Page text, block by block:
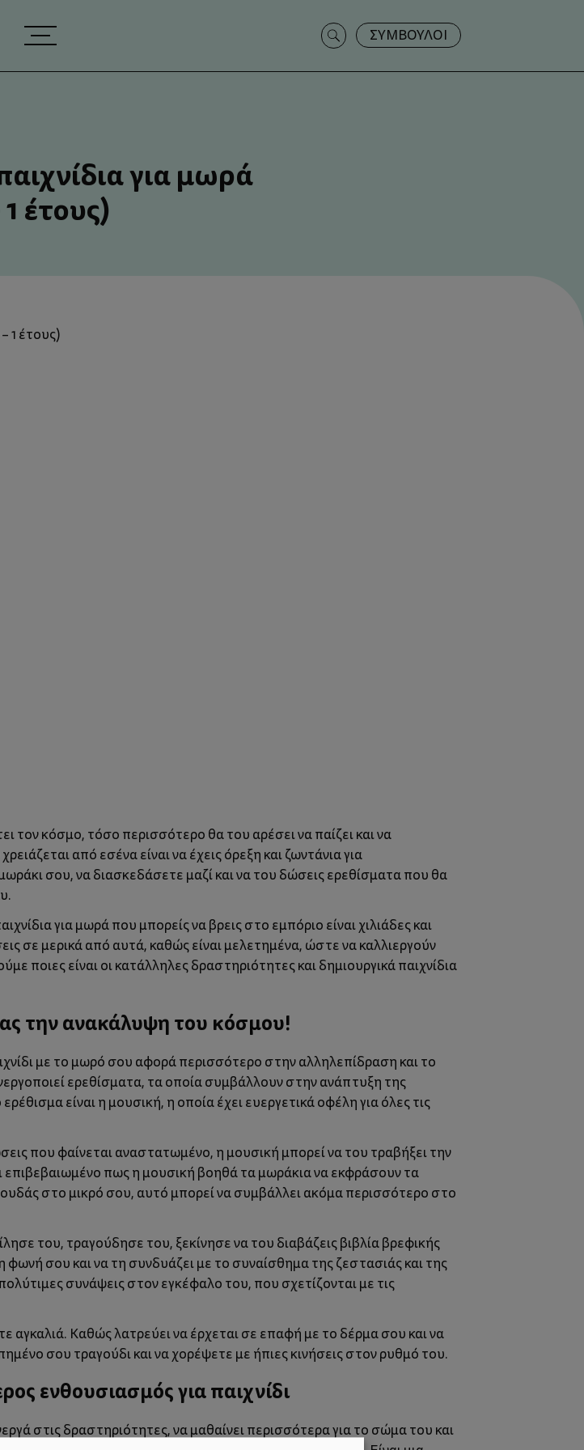
Search
for:
ΣΥΜΒΟΥΛΟΙ
για μωρά
έτους)
τον κόσμο, τόσο περισσότερο θα του αρέσει να παίζει και να
από εσένα είναι να έχεις όρεξη και ζωντάνια για
σου, να διασκεδάσετε μαζί και να του δώσεις ερεθίσματα που θα
για μωρά που μπορείς να βρεις στο εμπόριο είναι χιλιάδες και
σε μερικά από αυτά, καθώς είναι μελετημένα, ώστε να καλλιεργούν
ποιες είναι οι κατάλληλες δραστηριότητες και δημιουργικά παιχνίδια
την ανακάλυψη του κόσμου!
με το μωρό σου αφορά περισσότερο στην αλληλεπίδραση και το
ερεθίσματα, τα οποία συμβάλλουν στην ανάπτυξη της
είναι η μουσική, η οποία έχει ευεργετικά οφέλη για όλες τις
που φαίνεται αναστατωμένο, η μουσική μπορεί να του τραβήξει την
πως η μουσική βοηθά τα μωράκια να εκφράσουν τα
στο μικρό σου, αυτό μπορεί να συμβάλλει ακόμα περισσότερο στο
του, τραγούδησε του, ξεκίνησε να του διαβάζεις βιβλία βρεφικής
φωνή σου και να τη συνδυάζει με το συναίσθημα της ζεστασιάς και της
συνάψεις στον εγκέφαλο του, που σχετίζονται με τις
αγκαλιά. Καθώς λατρεύει να έρχεται σε επαφή με το δέρμα σου και να
σου τραγούδι και να χορέψετε με ήπιες κινήσεις στον ρυθμό του.
ενθουσιασμός για παιχνίδι
στις δραστηριότητες, να μαθαίνει περισσότερα για το σώμα του και